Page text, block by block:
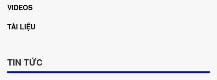
VIDEOS
TÀI LIỆU
TIN TỨC